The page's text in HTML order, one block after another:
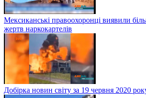
Мексиканські правоохоронці виявили
жертв наркокартелів
Добірка новин світу за 19 червня 2020